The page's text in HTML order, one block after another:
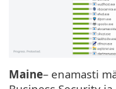
Maine– enamasti